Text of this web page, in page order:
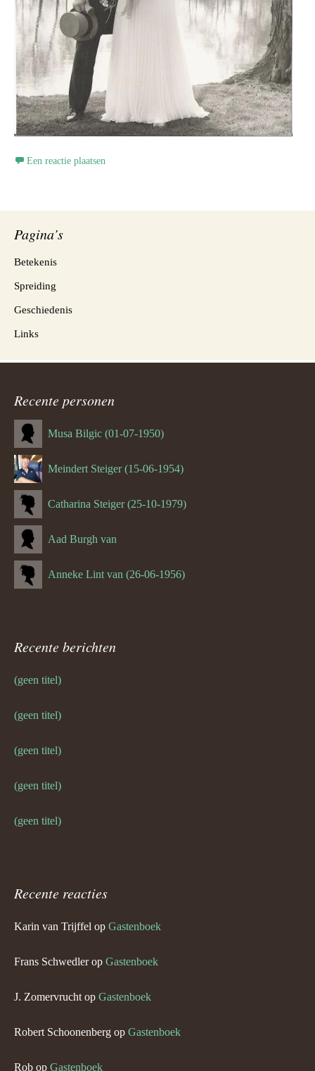
Een reactie plaatsen
Pagina’s
Betekenis
Spreiding
Geschiedenis
Links
Recente personen
Musa Bilgic (01-07-1950)
Meindert Steiger (15-06-1954)
Catharina Steiger (25-10-1979)
Aad Burgh van
Anneke Lint van (26-06-1956)
Recente berichten
(geen titel)
(geen titel)
(geen titel)
(geen titel)
(geen titel)
Recente reacties
Karin van Trijffel op Gastenboek
Frans Schwedlerop Gastenboek
J. Zomervrucht op Gastenboek
Robert Schoonenberg op Gastenboek
Rob op Gastenboek